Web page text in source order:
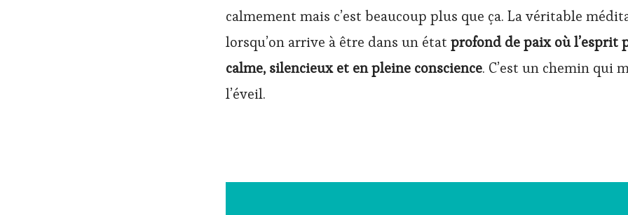
calmement mais c’est beaucoup plus que ça. La véritable
lorsqu’on arrive à être dans un état profond de paix où l’esprit
calme, silencieux et en pleine conscience. C’est un chemin qui
l’éveil.